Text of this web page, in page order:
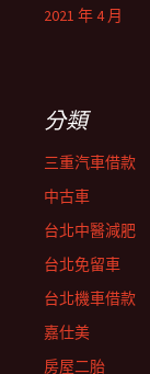
2021 年 4 月
分類
三重汽車借款
中古車
台北中醫減肥
台北免留車
台北機車借款
嘉仕美
房屋二胎